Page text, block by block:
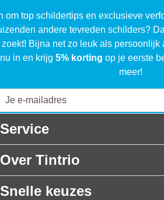
om top schildertips en exclusieve
andere tevreden schilders?
Bijna net zo leuk als persoonlijk
nu in en krijg 5% korting op je eerste
meer!
Service
Over Tintrio
Snelle keuzes